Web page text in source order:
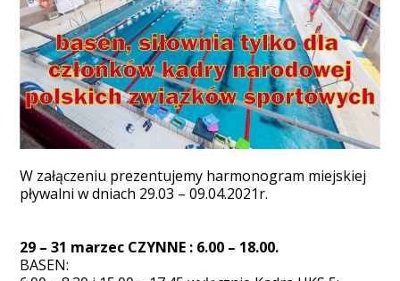
W załączeniu prezentujemy harmonogram miejskiej
pływalni w dniach 29.03 – 09.04.2021r.
29 – 31 marzec CZYNNE : 6.00 – 18.00.
BASEN: